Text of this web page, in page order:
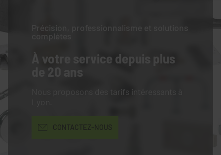
Précision, professionnalisme et solutions
complètes
À votre service depuis plus
de 20 ans
Nous proposons des tarifs intéressants à
CONTACTEZ-NOUS